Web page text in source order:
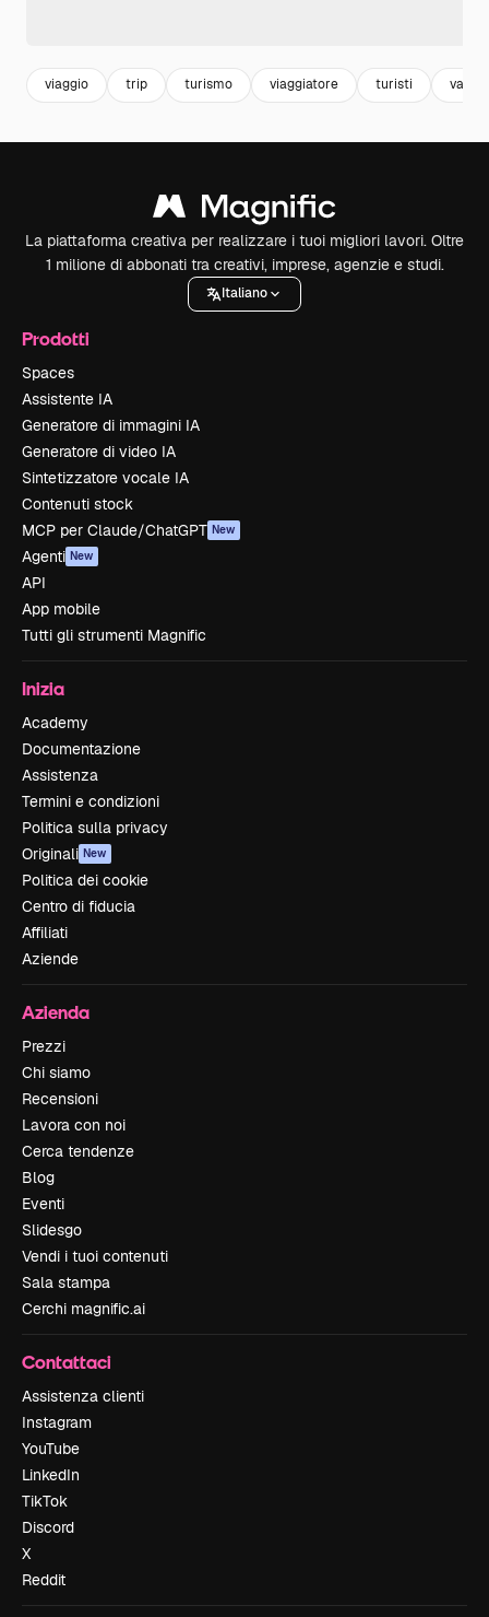
viaggio trip turismo viaggiatore turisti
La piattaforma creativa per realizzare i tuoi migliori lavori. Oltre
1 milione di abbonati tra creativi, imprese, agenzie e studi.
Italiano
Prodotti
Spaces
Assistente IA
Generatore di immagini IA
Generatore di video IA
Sintetizzatore vocale IA
Contenuti stock
MCP per Claude/ChatGPT New
Agenti New
API
App mobile
Tutti gli strumenti Magnific
Inizia
Academy
Documentazione
Assistenza
Termini e condizioni
Politica sulla privacy
Originali New
Politica dei cookie
Centro di fiducia
Affiliati
Aziende
Azienda
Prezzi
Chi siamo
Recensioni
Lavora con noi
Cerca tendenze
Blog
Eventi
Slidesgo
Vendi i tuoi contenuti
Sala stampa
Cerchi magnific.ai
Contattaci
Assistenza clienti
Instagram
YouTube
LinkedIn
TikTok
Discord
X
Reddit